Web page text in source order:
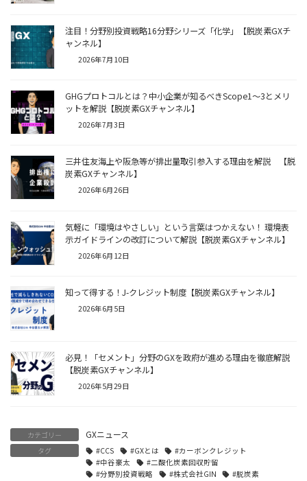
注目！分野別投資戦略16分野シリーズ「化学」【脱炭素GXチ
ャンネル】
2026年7月10日
GHGプロトコルとは？中小企業が知るべきScope1〜3とメリ
ットを解説【脱炭素GXチャンネル】
2026年7月3日
三井住友海上や阪急等が排出量取引参入する理由を解説 【脱
炭素GXチャンネル】
2026年6月26日
気軽に「環境はやさしい」という言葉はつかえない！ 環境表
示ガイドラインの改訂について解説【脱炭素GXチャンネル】
2026年6月12日
知って得する！J-クレジット制度【脱炭素GXチャンネル】
2026年6月5日
必見！「セメント」分野のGXを政府が進める理由を徹底解説
【脱炭素GXチャンネル】
2026年5月29日
カテゴリー GXニュース
タグ #CCS #GXとは
#カーボンクレジット
#中谷豪太
#二酸化炭素回収貯留
#分野別投資戦略
#株式会社GIN #脱炭素